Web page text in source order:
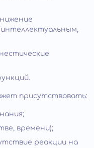
присутствовать:
времени);
реакции на